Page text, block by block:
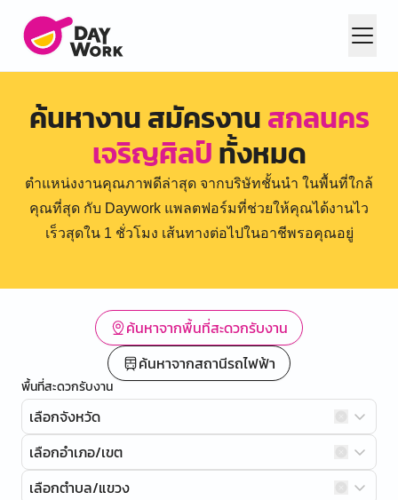
ค้นหางาน สมัครงานสกลนคร
เจริญศิลป์ทั้งหมด
ตำแหน่งงานคุณภาพดีล่าสุด จากบริษัทชั้นนำ ในพื้นที่ใกล้
คุณที่สุด กับ Daywork แพลตฟอร์มที่ช่วยให้คุณได้งานไว
เร็วสุดใน 1 ชั่วโมง เส้นทางต่อไปในอาชีพรอคุณอยู่
ค้นหาจากพื้นที่สะดวกรับงาน
ค้นหาจากสถานีรถไฟฟ้า
พื้นที่สะดวกรับงาน
เลือกจังหวัด
เลือกอำเภอ/เขต
เลือกตำบล/แขวง